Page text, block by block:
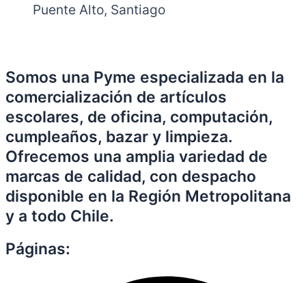
Puente Alto, Santiago
Somos una Pyme especializada en la
comercialización de artículos
escolares, de oficina, computación,
cumpleaños, bazar y limpieza.
Ofrecemos una amplia variedad de
marcas de calidad, con despacho
disponible en la Región Metropolitana
y a todo Chile.
Páginas: